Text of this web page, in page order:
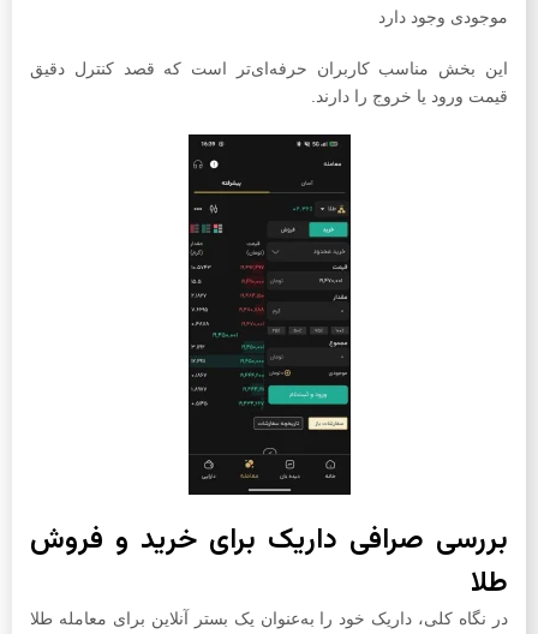
موجودی وجود دارد
این بخش مناسب کاربران حرفه‌ای‌تر است که قصد کنترل دقیق
قیمت ورود یا خروج را دارند.
بررسی صرافی داریک برای خرید و فروش
طلا
در نگاه کلی، داریک خود را به‌عنوان یک بستر آنلاین برای معامله طلا